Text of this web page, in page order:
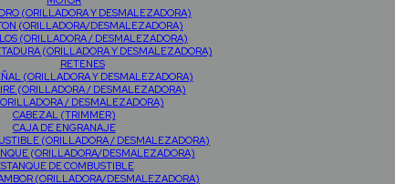
(ORILLADORA Y DESMALEZADORA)
(ORILLADORA/DESMALEZADORA)
(ORILLADORA / DESMALEZADORA)
(ORILLADORA Y DESMALEZADORA)
RETENES
(ORILLADORA Y DESMALEZADORA)
(ORILLADORA / DESMALEZADORA)
/ DESMALEZADORA)
CABEZAL (TRIMMER)
CAJA DE ENGRANAJE
(ORILLADORA / DESMALEZADORA)
(ORILLADORA/DESMALEZADORA)
DE COMBUSTIBLE
(ORILLADORA/DESMALEZADORA)